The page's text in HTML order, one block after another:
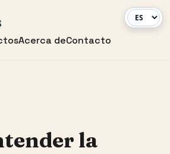
Acerca deContacto
la